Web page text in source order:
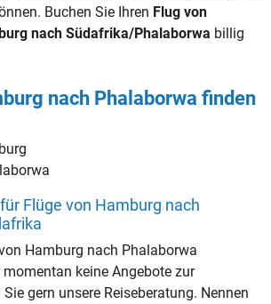
Buchen Sie Ihren Flug von
nach Südafrika/Phalaborwa billig
nach Phalaborwa finden
Flüge von Hamburg nach
Hamburg nach Phalaborwa
keine Angebote zur
gern unsere Reiseberatung. Nennen